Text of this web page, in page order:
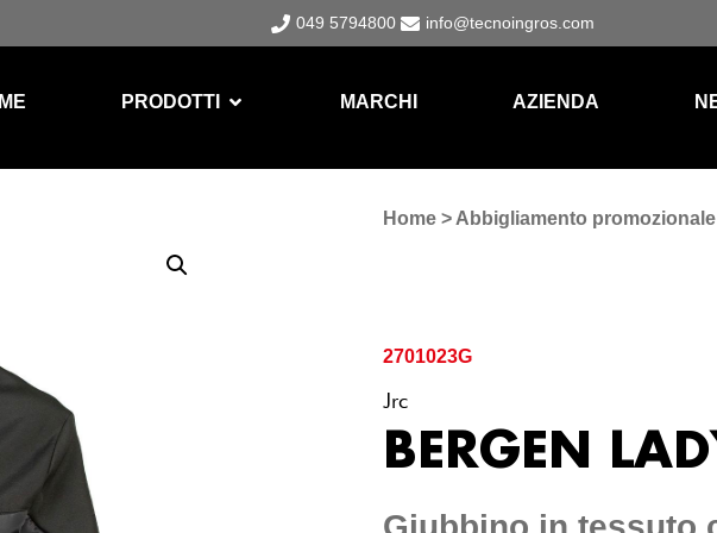
049 5794800 info@tecnoingros.com
PRODOTTI MARCHI AZIENDA
Home > Abbigliamento promozionale
2701023G
Jrc
BERGEN